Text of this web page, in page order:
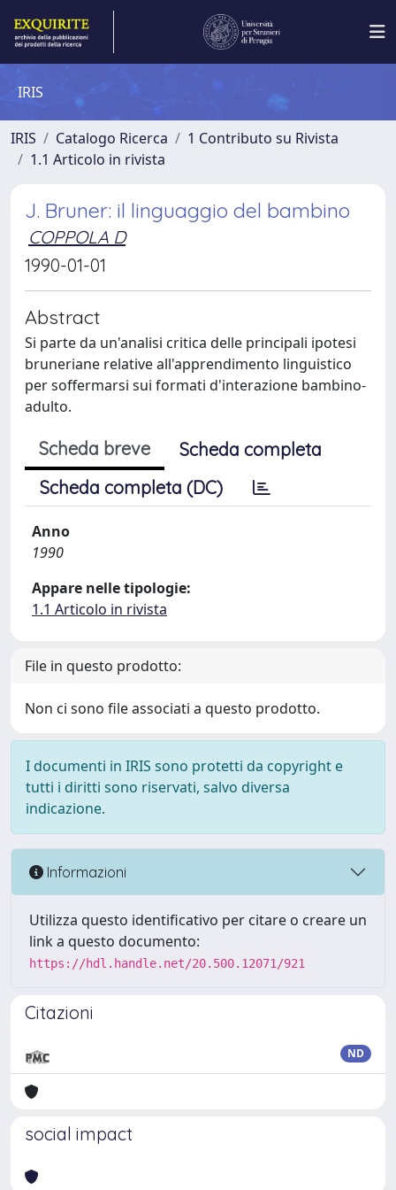
IRIS
IRIS Catalogo Ricerca
1 Contributo su Rivista
1.1 Articolo in rivista
J. Bruner: il linguaggio del bambino
COPPOLA D
1990-01-01
Abstract
Si parte da un'analisi critica delle principali ipotesi
bruneriane relative all'apprendimento linguistico
per soffermarsi sui formati d'interazione bambino-
adulto.
Scheda breve
Scheda completa
Scheda completa (DC)
Anno
1990
Appare nelle tipologie:
1.1 Articolo in rivista
File in questo prodotto:
Non ci sono file associati a questo prodotto.
I documenti in IRIS sono protetti da copyright e
tutti i diritti sono riservati, salvo diversa
indicazione.
Informazioni
Utilizza questo identificativo per citare o creare un
link a questo documento:
https://hdl.handle.net/20.500.12071/921
Citazioni
ND
social impact